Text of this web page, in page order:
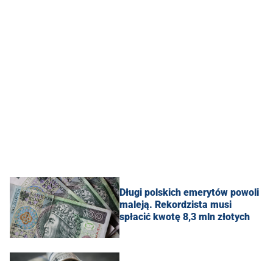
Długi polskich emerytów powoli
maleją. Rekordzista musi
spłacić kwotę 8,3 mln złotych